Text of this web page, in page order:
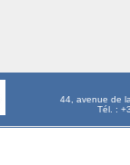
44, avenue de
Tél. :